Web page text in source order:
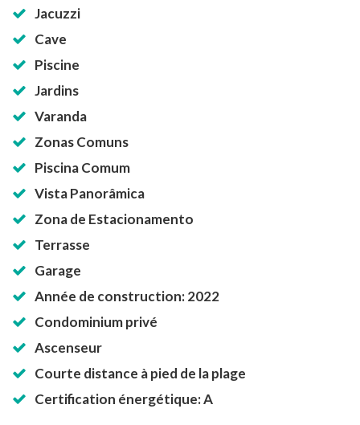
Jacuzzi
Cave
Piscine
Jardins
Varanda
Zonas Comuns
Piscina Comum
Vista Panorâmica
Zona de Estacionamento
Terrasse
Garage
Année de construction: 2022
Condominium privé
Ascenseur
Courte distance à pied de la plage
Certification énergétique: A